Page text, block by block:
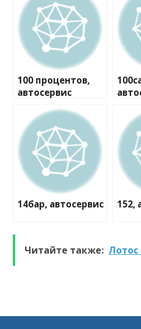
100 процентов,
автосервис
14бар, автосервис 152,
Читайте также: